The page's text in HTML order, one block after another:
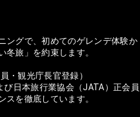
ングで、初めてのゲレンデ体験か
冬旅」を約束します。
・観光庁長官登録）
日本旅行業協会（JATA）正会員
スを徹底しています。